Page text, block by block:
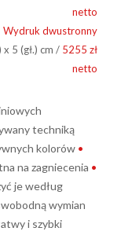
netto
Wydruk dwustronny
5 (gł.) cm / 5255 zł
netto
techniką
kolorów •
na zagniecenia •
je według
wymian
i szybki